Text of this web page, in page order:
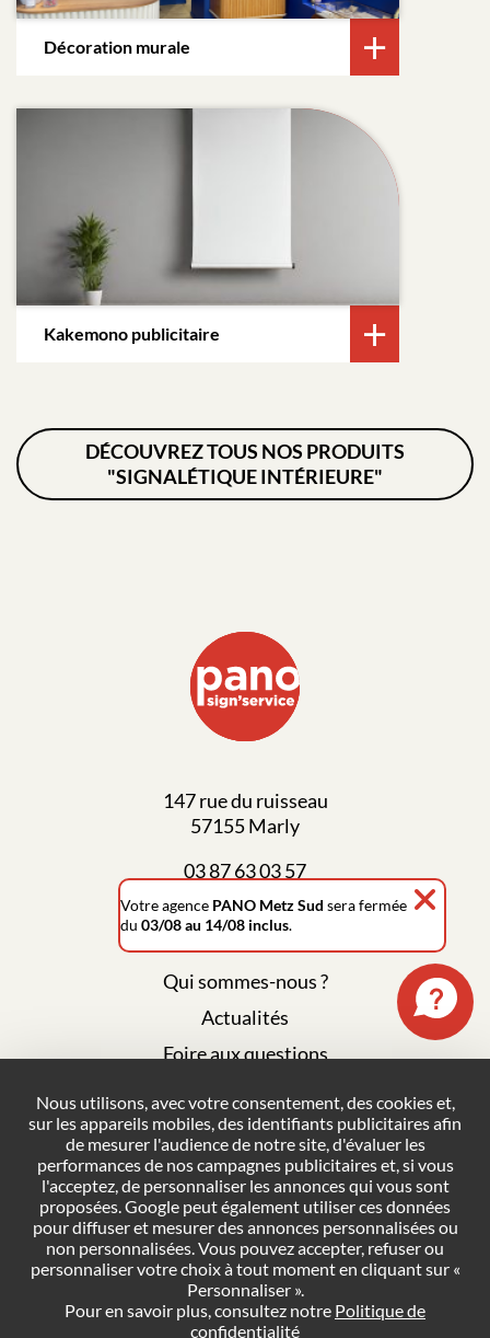
Décoration murale
Kakemono publicitaire
DÉCOUVREZ TOUS NOS PRODUITS
"SIGNALÉTIQUE INTÉRIEURE"
147 rue du ruisseau
57155 Marly
03 87 63 03 57
Qui sommes-nous ?
Actualités
Foire aux questions
Plan du site
Politique de confidentialité
Conditions générales de vente
Gestion des cookies
NOUS CONTACTER
Votre agence PANO Metz Sud sera fermée
du 03/08 au 14/08 inclus.
Nous utilisons, avec votre consentement, des cookies et,
sur les appareils mobiles, des identifiants publicitaires afin
de mesurer l'audience de notre site, d'évaluer les
performances de nos campagnes publicitaires et, si vous
l'acceptez, de personnaliser les annonces qui vous sont
proposées. Google peut également utiliser ces données
pour diffuser et mesurer des annonces personnalisées ou
non personnalisées. Vous pouvez accepter, refuser ou
personnaliser votre choix à tout moment en cliquant sur «
Personnaliser ».
Pour en savoir plus, consultez notre Politique de
confidentialité